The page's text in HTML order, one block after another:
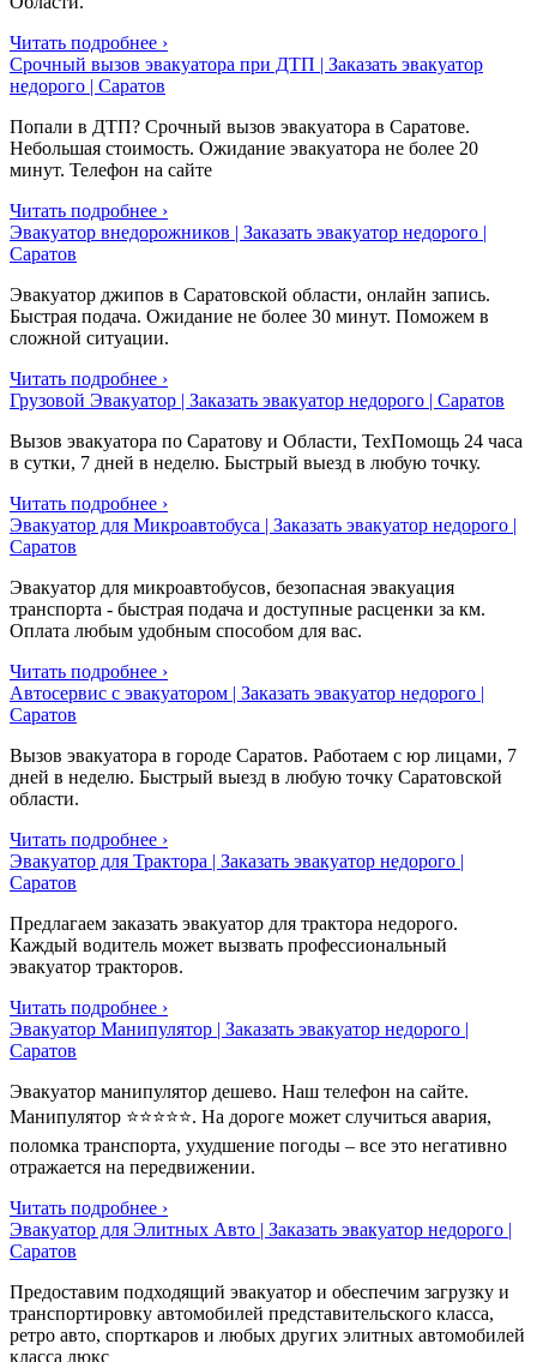
Читать подробнее ›
Срочный вызов эвакуатора при ДТП | Заказать эвакуатор
недорого | Саратов
Попали в ДТП? Срочный вызов эвакуатора в Саратове.
Небольшая стоимость. Ожидание эвакуатора не более 20
минут. Телефон на сайте
Читать подробнее ›
Эвакуатор внедорожников | Заказать эвакуатор недорого |
Саратов
Эвакуатор джипов в Саратовской области, онлайн запись.
Быстрая подача. Ожидание не более 30 минут. Поможем в
сложной ситуации.
Читать подробнее ›
Грузовой Эвакуатор | Заказать эвакуатор недорого | Саратов
Вызов эвакуатора по Саратову и Области, ТехПомощь 24 часа
в сутки, 7 дней в неделю. Быстрый выезд в любую точку.
Читать подробнее ›
Эвакуатор для Микроавтобуса | Заказать эвакуатор недорого |
Саратов
Эвакуатор для микроавтобусов, безопасная эвакуация
транспорта - быстрая подача и доступные расценки за км.
Оплата любым удобным способом для вас.
Читать подробнее ›
Автосервис с эвакуатором | Заказать эвакуатор недорого |
Саратов
Вызов эвакуатора в городе Саратов. Работаем с юр лицами, 7
дней в неделю. Быстрый выезд в любую точку Саратовской
области.
Читать подробнее ›
Эвакуатор для Трактора | Заказать эвакуатор недорого |
Саратов
Предлагаем заказать эвакуатор для трактора недорого.
Каждый водитель может вызвать профессиональный
эвакуатор тракторов.
Читать подробнее ›
Эвакуатор Манипулятор | Заказать эвакуатор недорого |
Саратов
Эвакуатор манипулятор дешево. Наш телефон на сайте.
Манипулятор ⭐⭐⭐⭐⭐. На дороге может случиться авария,
поломка транспорта, ухудшение погоды – все это негативно
отражается на передвижении.
Читать подробнее ›
Эвакуатор для Элитных Авто | Заказать эвакуатор недорого |
Саратов
Предоставим подходящий эвакуатор и обеспечим загрузку и
транспортировку автомобилей представительского класса,
ретро авто, спорткаров и любых других элитных автомобилей
класса люкс